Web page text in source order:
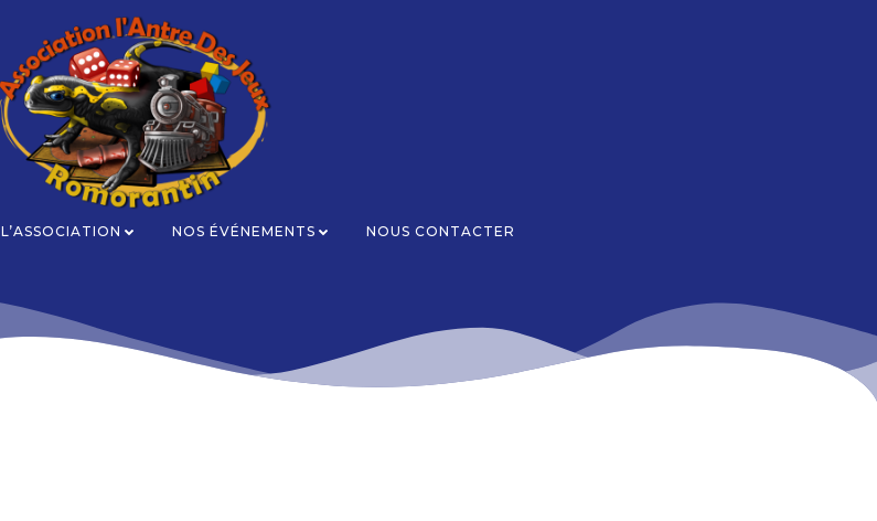
L’ASSOCIATION NOS ÉVÉNEMENTS NOUS CONTACTER